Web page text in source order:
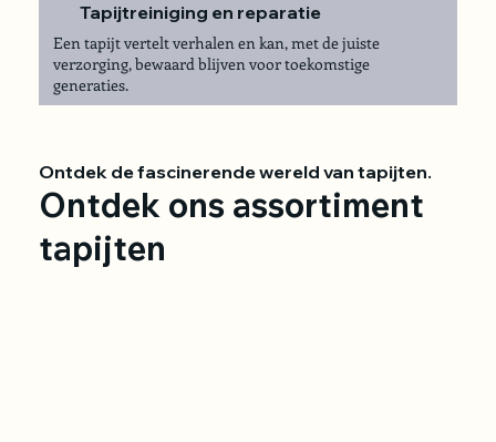
Tapijtreiniging en reparatie
Een tapijt vertelt verhalen en kan, met de juiste
verzorging, bewaard blijven voor toekomstige
generaties.
Ontdek de fascinerende wereld van tapijten.
Ontdek ons assortiment
tapijten